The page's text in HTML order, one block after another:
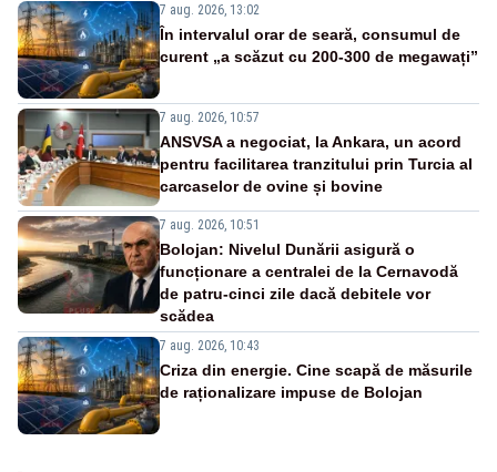
7 aug. 2026, 13:02
În intervalul orar de seară, consumul de
curent „a scăzut cu 200-300 de megawați”
7 aug. 2026, 10:57
ANSVSA a negociat, la Ankara, un acord
pentru facilitarea tranzitului prin Turcia al
carcaselor de ovine și bovine
7 aug. 2026, 10:51
Bolojan: Nivelul Dunării asigură o
funcționare a centralei de la Cernavodă
de patru-cinci zile dacă debitele vor
scădea
7 aug. 2026, 10:43
Criza din energie. Cine scapă de măsurile
de raționalizare impuse de Bolojan